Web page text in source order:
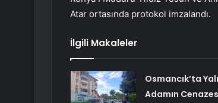
Atar ortasında protokol imzalandı.
İlgili Makaleler
Osmancık’ta
Adamın